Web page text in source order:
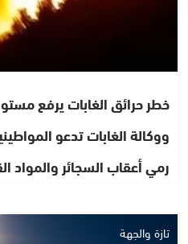
خطر حرائق الغابات يرفع
ووكالة الغابات تدعو
رمي أعقاب السجائر والمواد
تازة والجهة